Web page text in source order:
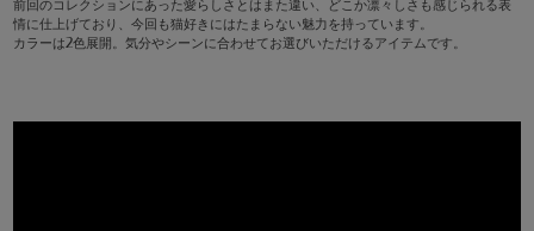
前回のコレクションにあった愛らしさとはまた違い、どこか凛々しさも感じられる表
情に仕上げており、今回も猫好きにはたまらない魅力を持っています。
カラーは2色展開。気分やシーンに合わせてお選びいただけるアイテムです。